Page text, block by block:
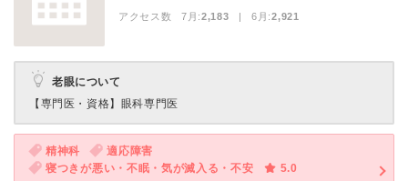
アクセス数 7月:2,183 | 6月:2,921
老眼について
【専門医・資格】 眼科専門医
精神科
適応障害
寝つきが悪い・不眠・気が滅入る・不安
5.0